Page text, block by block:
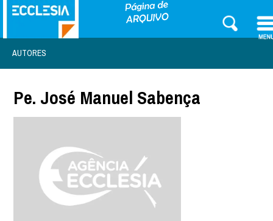
AUTORES
Pe. José Manuel Sabença